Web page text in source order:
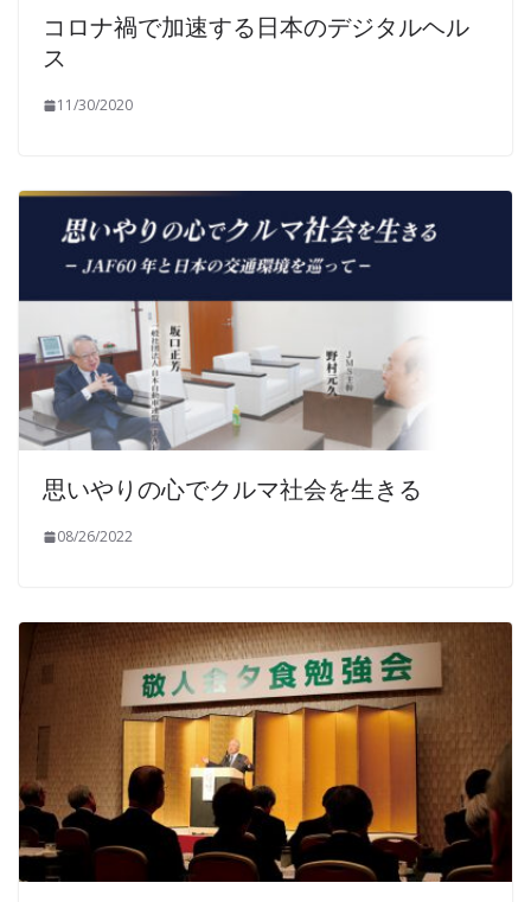
コロナ禍で加速する日本のデジタルヘル
ス
11/30/2020
思いやりの心でクルマ社会を生きる
08/26/2022